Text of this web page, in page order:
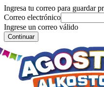
Ingresa tu correo para guardar
Correo electrónico
Ingrese un correo válido
Continuar